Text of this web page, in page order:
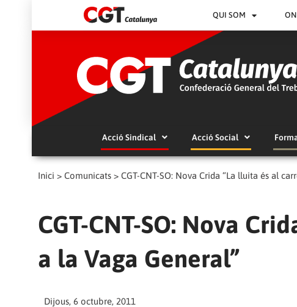
QUI SOM
Acció Sindical Acció Social
Inici > Comunicats > CGT-CNT-SO: Nova Crida “La lluita és al
CGT-CNT-SO: Nova
a la Vaga General”
Dijous, 6 octubre, 2011